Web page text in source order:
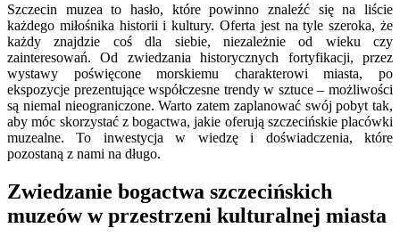
Szczecin muzea to hasło, które powinno znaleźć się na liście
każdego miłośnika historii i kultury. Oferta jest na tyle szeroka, że
każdy znajdzie coś dla siebie, niezależnie od wieku czy
zainteresowań. Od zwiedzania historycznych fortyfikacji, przez
wystawy poświęcone morskiemu charakterowi miasta, po
ekspozycje prezentujące współczesne trendy w sztuce – możliwości
są niemal nieograniczone. Warto zatem zaplanować swój pobyt tak,
aby móc skorzystać z bogactwa, jakie oferują szczecińskie placówki
muzealne. To inwestycja w wiedzę i doświadczenia, które
pozostaną z nami na długo.
Zwiedzanie bogactwa szczecińskich
muzeów w przestrzeni kulturalnej miasta